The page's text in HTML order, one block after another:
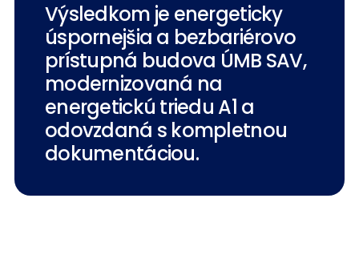
Výsledkom je energeticky
úspornejšia a bezbariérovo
prístupná budova ÚMB SAV,
modernizovaná na
energetickú triedu A1 a
odovzdaná s kompletnou
dokumentáciou.